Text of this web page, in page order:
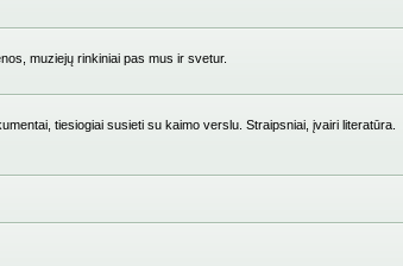
muziejų rinkiniai pas mus ir svetur.
tiesiogiai susieti su kaimo verslu. Straipsniai, įvairi literatūra.